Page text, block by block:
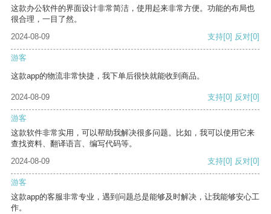
这款办公软件的界面设计非常简洁，使用起来非常方便。功能的布局也
很合理，一目了然。
2024-08-09
支持[0] 反对[0]
游客
这款app的物流非常快捷，我下单后很快就能收到商品。
2024-08-09 支持[0] 反对[0]
游客
这款软件非常实用，可以帮助我解决很多问题。比如，我可以使用它来
查找资料、翻译语言、编写代码等。
2024-08-09
支持[0] 反对[0]
游客
这款app的客服非常专业，遇到问题总是能够及时解决，让我能够安心工
作。